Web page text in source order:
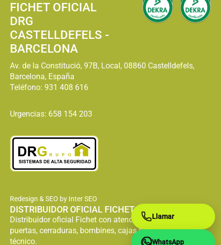
FICHET OFICIAL
DRG
CASTELLDEFELS -
BARCELONA
Av. de la Constitució, 97B, Local, 08860 Castelldefels,
Barcelona, España
Teléfono: 931 408 616
Urgencias: 658 154 203
Redesign & SEO by Inter SEO
DISTRIBUIDOR OFICIAL FICHET
Distribuidor oficial Fichet con atención especializada en
puertas, cerraduras, bombines, cajas fuertes y servicio
técnico.
Llamar
WhatsApp